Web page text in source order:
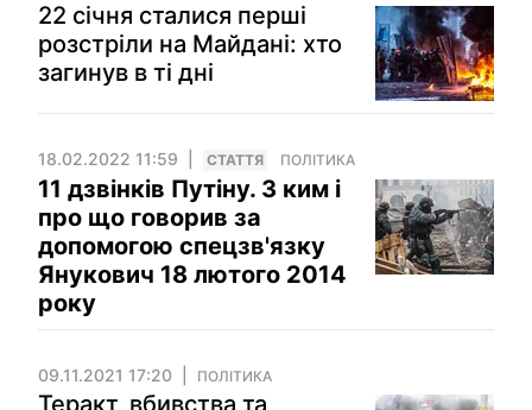
22 січня сталися перші
розстріли на Майдані: хто
загинув в ті дні
18.02.2022 11:59 СТАТТЯ ПОЛІТИКА
11 дзвінків Путіну. З ким і
про що говорив за
допомогою спецзв'язку
Янукович 18 лютого 2014
року
09.11.2021 17:20 ПОЛІТИКА
Теракт, вбивства та